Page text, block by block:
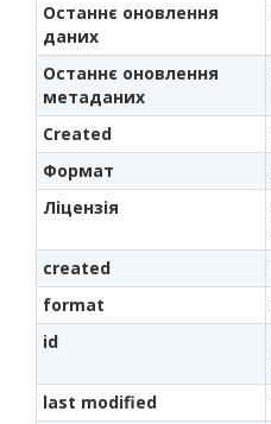
Останнє оновлення
даних
Останнє оновлення
метаданих
Created
Формат
Ліцензія
created
format
id
last modified